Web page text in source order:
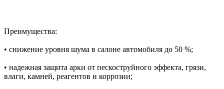
Преимущества:
• снижение уровня шума в салоне автомобиля до 50 %;
• надежная защита арки от пескоструйного эффекта, грязи,
влаги, камней, реагентов и коррозии;